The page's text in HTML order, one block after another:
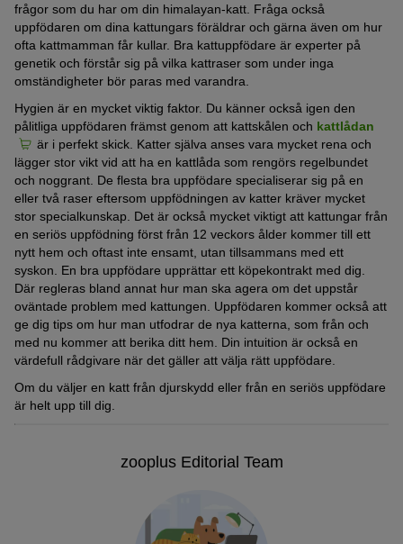
frågor som du har om din himalayan-katt. Fråga också
uppfödaren om dina kattungars föräldrar och gärna även om hur
ofta kattmamman får kullar. Bra kattuppfödare är experter på
genetik och förstår sig på vilka kattraser som under inga
omständigheter bör paras med varandra.
Hygien är en mycket viktig faktor. Du känner också igen den
pålitliga uppfödaren främst genom att kattskålen och kattlådan
är i perfekt skick. Katter själva anses vara mycket rena och
lägger stor vikt vid att ha en kattlåda som rengörs regelbundet
och noggrant. De flesta bra uppfödare specialiserar sig på en
eller två raser eftersom uppfödningen av katter kräver mycket
stor specialkunskap. Det är också mycket viktigt att kattungar från
en seriös uppfödning först från 12 veckors ålder kommer till ett
nytt hem och oftast inte ensamt, utan tillsammans med ett
syskon. En bra uppfödare upprättar ett köpekontrakt med dig.
Där regleras bland annat hur man ska agera om det uppstår
oväntade problem med kattungen. Uppfödaren kommer också att
ge dig tips om hur man utfodrar de nya katterna, som från och
med nu kommer att berika ditt hem. Din intuition är också en
värdefull rådgivare när det gäller att välja rätt uppfödare.
Om du väljer en katt från djurskydd eller från en seriös uppfödare
är helt upp till dig.
zooplus Editorial Team